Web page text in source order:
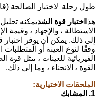
طول رحلة الاختبار الصالحة
هذا اختبار قوة الشديمكنه
الاستطالة ، والإجهاد ، وقيمة
إلى ذلك. يمكن أن يوفر اختبار
وفقًا لنوع العينة أو
الفيزيائية للعينات ، مثل قوة
القوة ، الانحناء ، وما إلى ذلك.
الملحقات الاختيارية:
1. المشابك